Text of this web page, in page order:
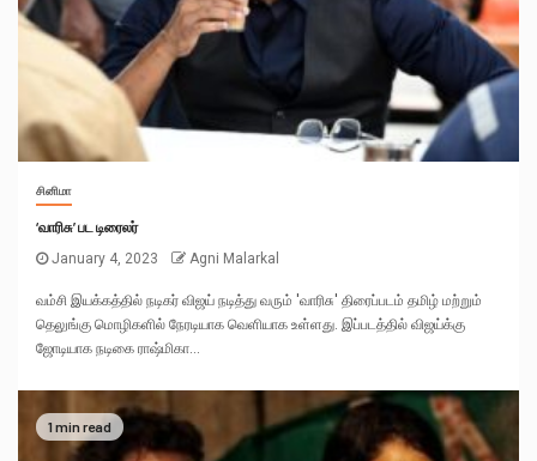
சினிமா
‘வாரிசு’ பட டிரைலர்
January 4, 2023
Agni Malarkal
வம்சி இயக்கத்தில் நடிகர் விஜய் நடித்து வரும் 'வாரிசு' திரைப்படம் தமிழ் மற்றும்
தெலுங்கு மொழிகளில் நேரடியாக வெளியாக உள்ளது. இப்படத்தில் விஜய்க்கு
ஜோடியாக நடிகை ராஷ்மிகா...
1 min read